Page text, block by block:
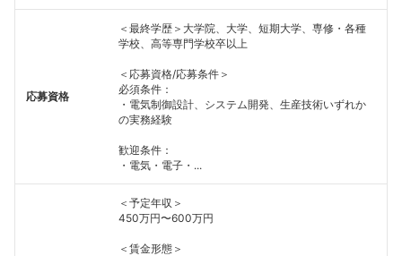
応募資格
＜最終学歴＞大学院、大学、短期大学、専修・各種
学校、高等専門学校卒以上
＜応募資格/応募条件＞
必須条件：
・電気制御設計、システム開発、生産技術いずれか
の実務経験
歓迎条件：
・電気・電子・...
＜予定年収＞
450万円〜600万円
＜賃金形態＞